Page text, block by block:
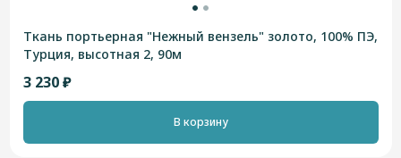
Ткань портьерная "Нежный вензель" золото, 100% ПЭ,
Турция, высотная 2, 90м
3 230 ₽
В корзину